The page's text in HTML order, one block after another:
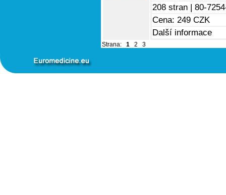
208 stran | 80-
Cena: 249 CZK
Další informace
Strana: 1 2 3